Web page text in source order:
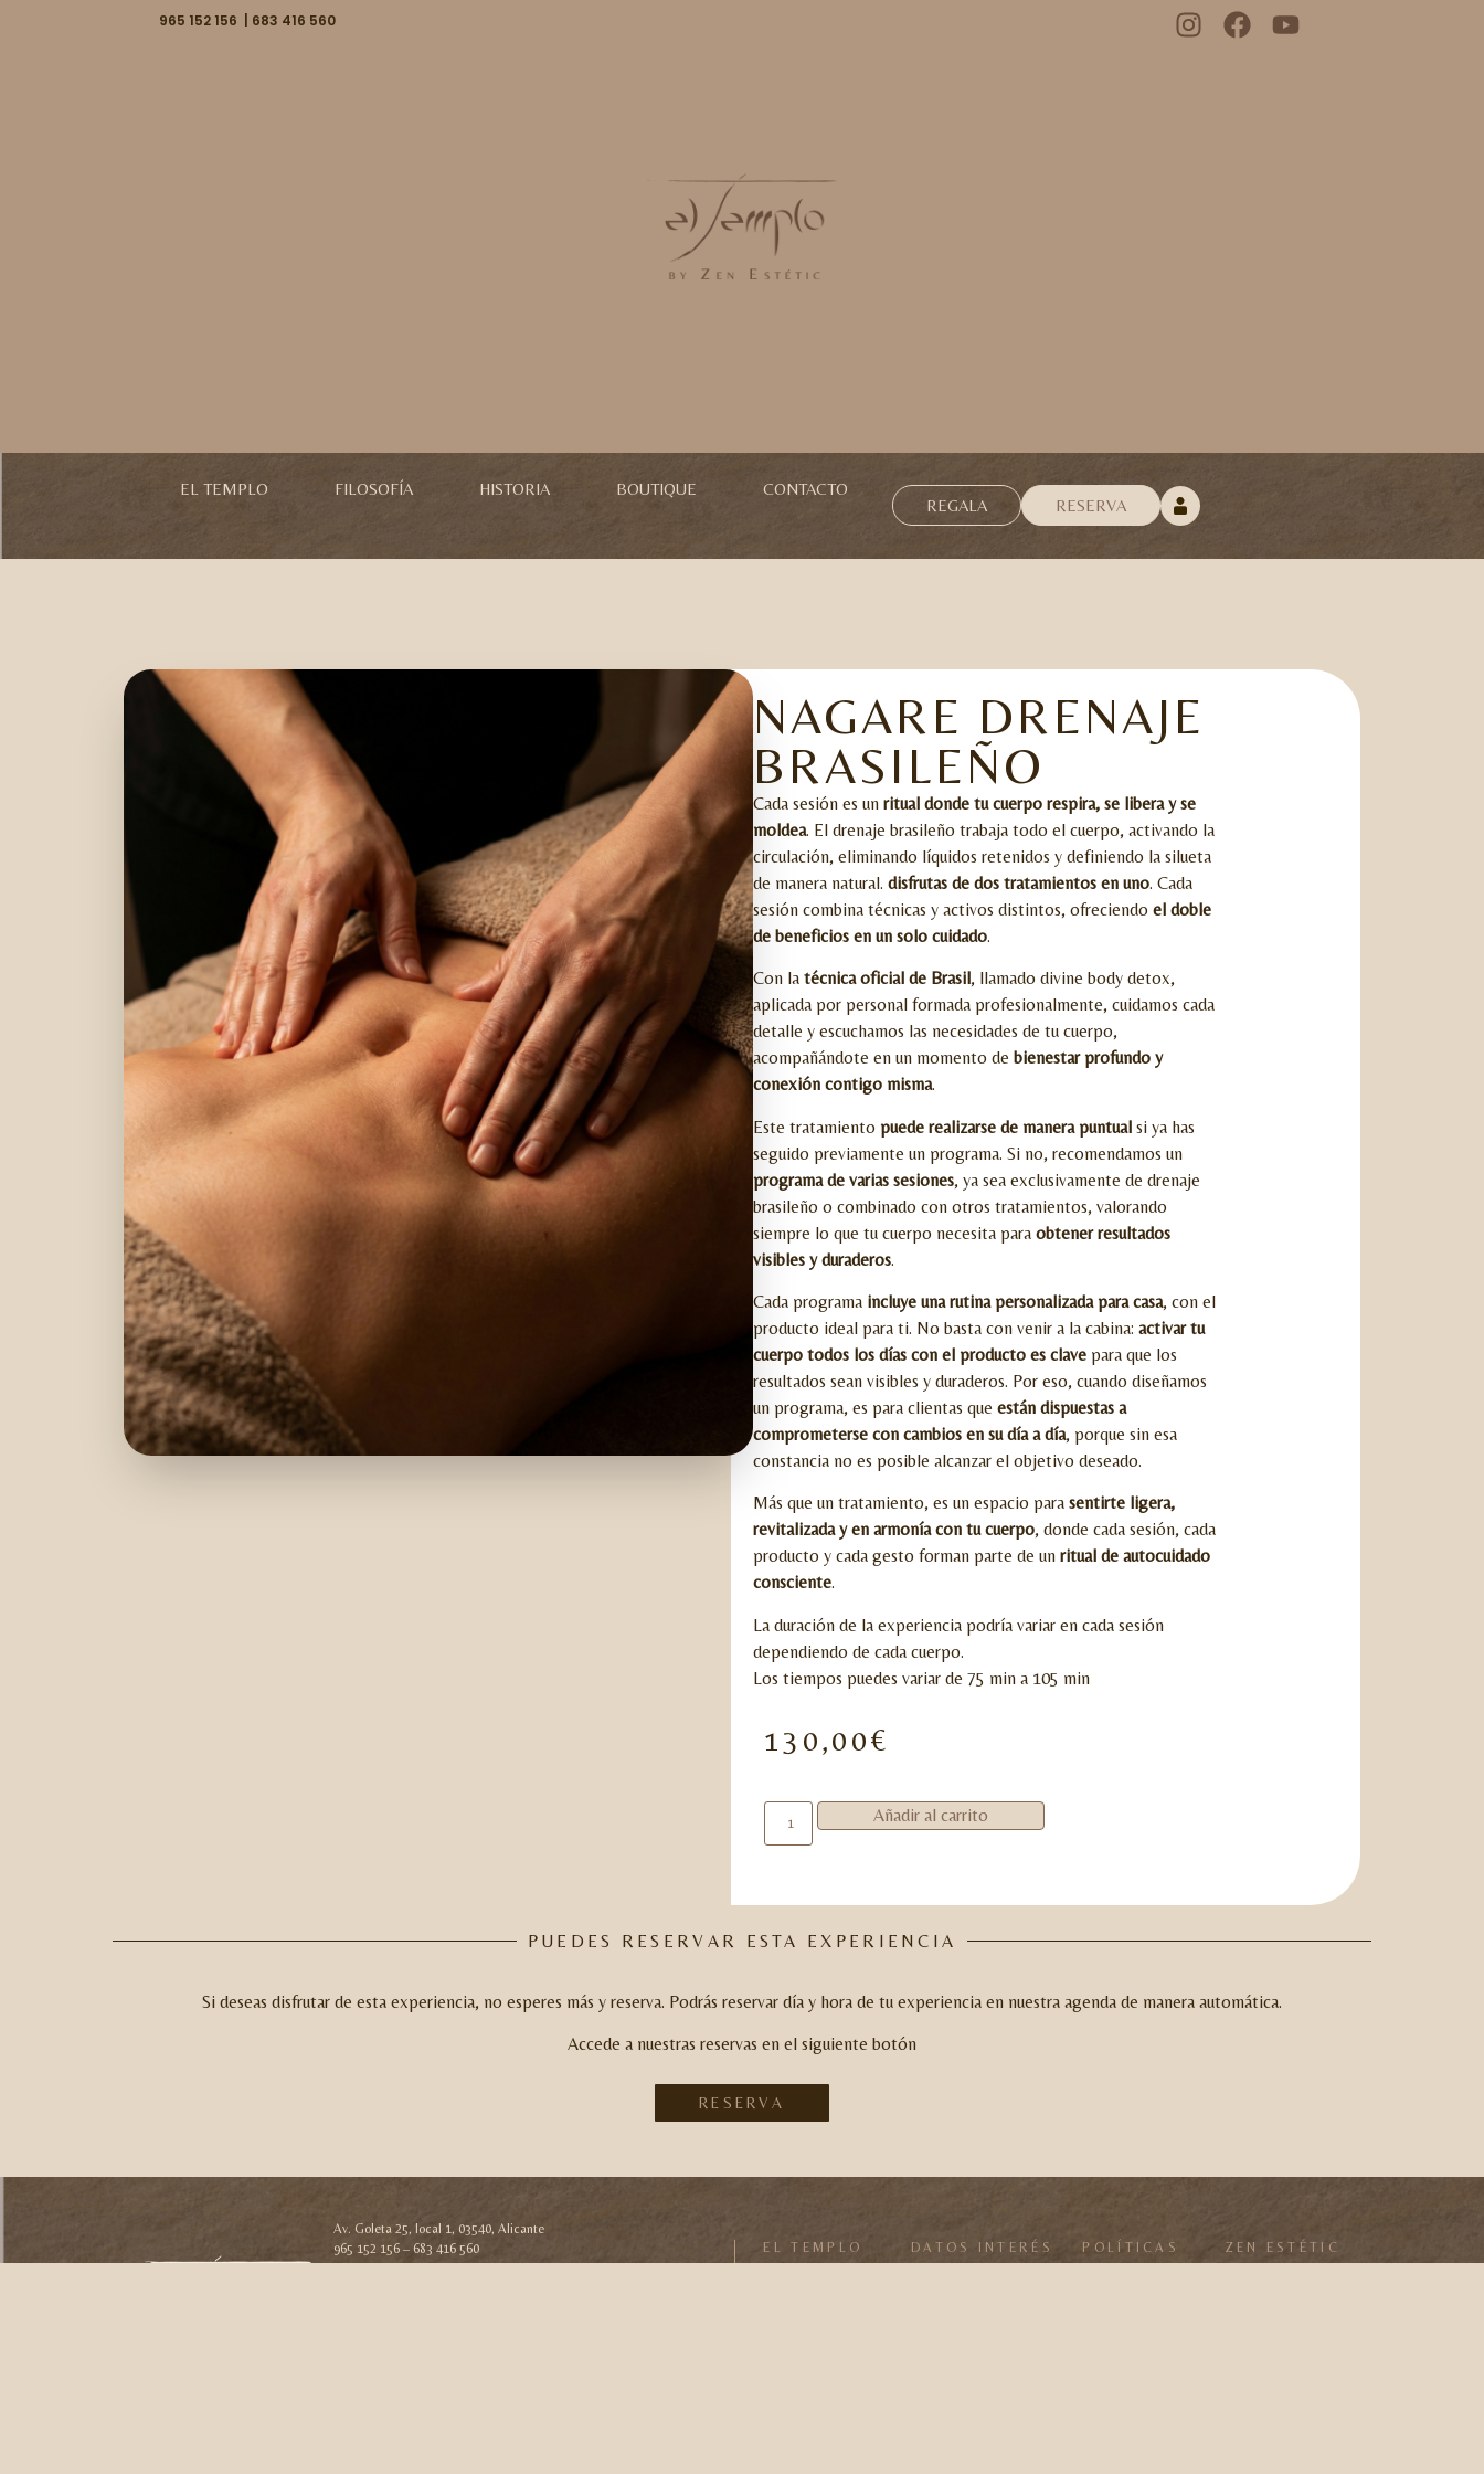
965 152 156 | 683 416 560
EL TEMPLO FILOSOFÍA HISTORIA BOUTIQUE
CONTACTO
REGALA
RESERVA
NAGARE DRENAJE
BRASILEÑO
Cada sesión es un ritual donde tu cuerpo respira, se libera y se
moldea. El drenaje brasileño trabaja todo el cuerpo, activando la
circulación, eliminando líquidos retenidos y definiendo la silueta
de manera natural. disfrutas de dos tratamientos en uno. Cada
sesión combina técnicas y activos distintos, ofreciendo el doble
de beneficios en un solo cuidado.
Con la técnica oficial de Brasil, llamado divine body detox,
aplicada por personal formada profesionalmente, cuidamos cada
detalle y escuchamos las necesidades de tu cuerpo,
acompañándote en un momento de bienestar profundo y
conexión contigo misma.
Este tratamiento puede realizarse de manera puntual si ya has
seguido previamente un programa. Si no, recomendamos un
programa de varias sesiones, ya sea exclusivamente de drenaje
brasileño o combinado con otros tratamientos, valorando
siempre lo que tu cuerpo necesita para obtener resultados
visibles y duraderos.
Cada programa incluye una rutina personalizada para casa, con el
producto ideal para ti. No basta con venir a la cabina: activar tu
cuerpo todos los días con el producto es clave para que los
resultados sean visibles y duraderos. Por eso, cuando diseñamos
un programa, es para clientas que están dispuestas a
comprometerse con cambios en su día a día, porque sin esa
constancia no es posible alcanzar el objetivo deseado.
Más que un tratamiento, es un espacio para sentirte ligera,
revitalizada y en armonía con tu cuerpo, donde cada sesión, cada
producto y cada gesto forman parte de un ritual de autocuidado
consciente.
La duración de la experiencia podría variar en cada sesión
dependiendo de cada cuerpo.
Los tiempos puedes variar de 75 min a 105 min
130,00€
Añadir al carrito
PUEDES RESERVAR ESTA EXPERIENCIA
Si deseas disfrutar de esta experiencia, no esperes más y reserva. Podrás reservar día y hora de tu experiencia en nuestra agenda de manera automática.
Accede a nuestras reservas en el siguiente botón
RESERVA
Av. Goleta 25, local 1, 03540, Alicante
965 152 156 – 683 416 560
centro@eltemplobyzenestetic.es
EL TEMPLO DATOS INTERÉS POLÍTICAS ZEN ESTÉTIC